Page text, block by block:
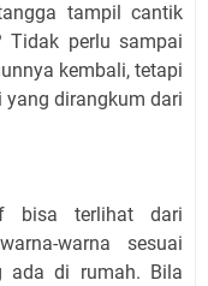
tampil cantik
Tidak perlu sampai
kembali, tetapi
yang dirangkum dari
bisa terlihat dari
warna sesuai
ada di rumah. Bila